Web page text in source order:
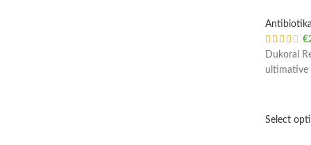
Antibiotika
€
Dukoral
ultimative
Select